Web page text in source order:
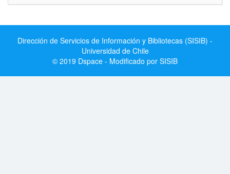
Dirección de Servicios de Información y Bibliotecas (SISIB) -
Universidad de Chile
© 2019 Dspace - Modificado por SISIB